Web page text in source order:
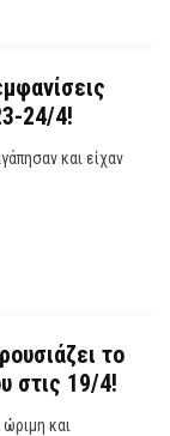
24/4!
και είχαν
το
στις 19/4!
και